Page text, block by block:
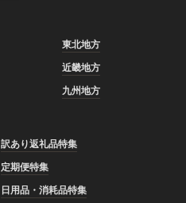
東北地方
近畿地方
九州地方
訳あり返礼品特集
定期便特集
日用品・消耗品特集